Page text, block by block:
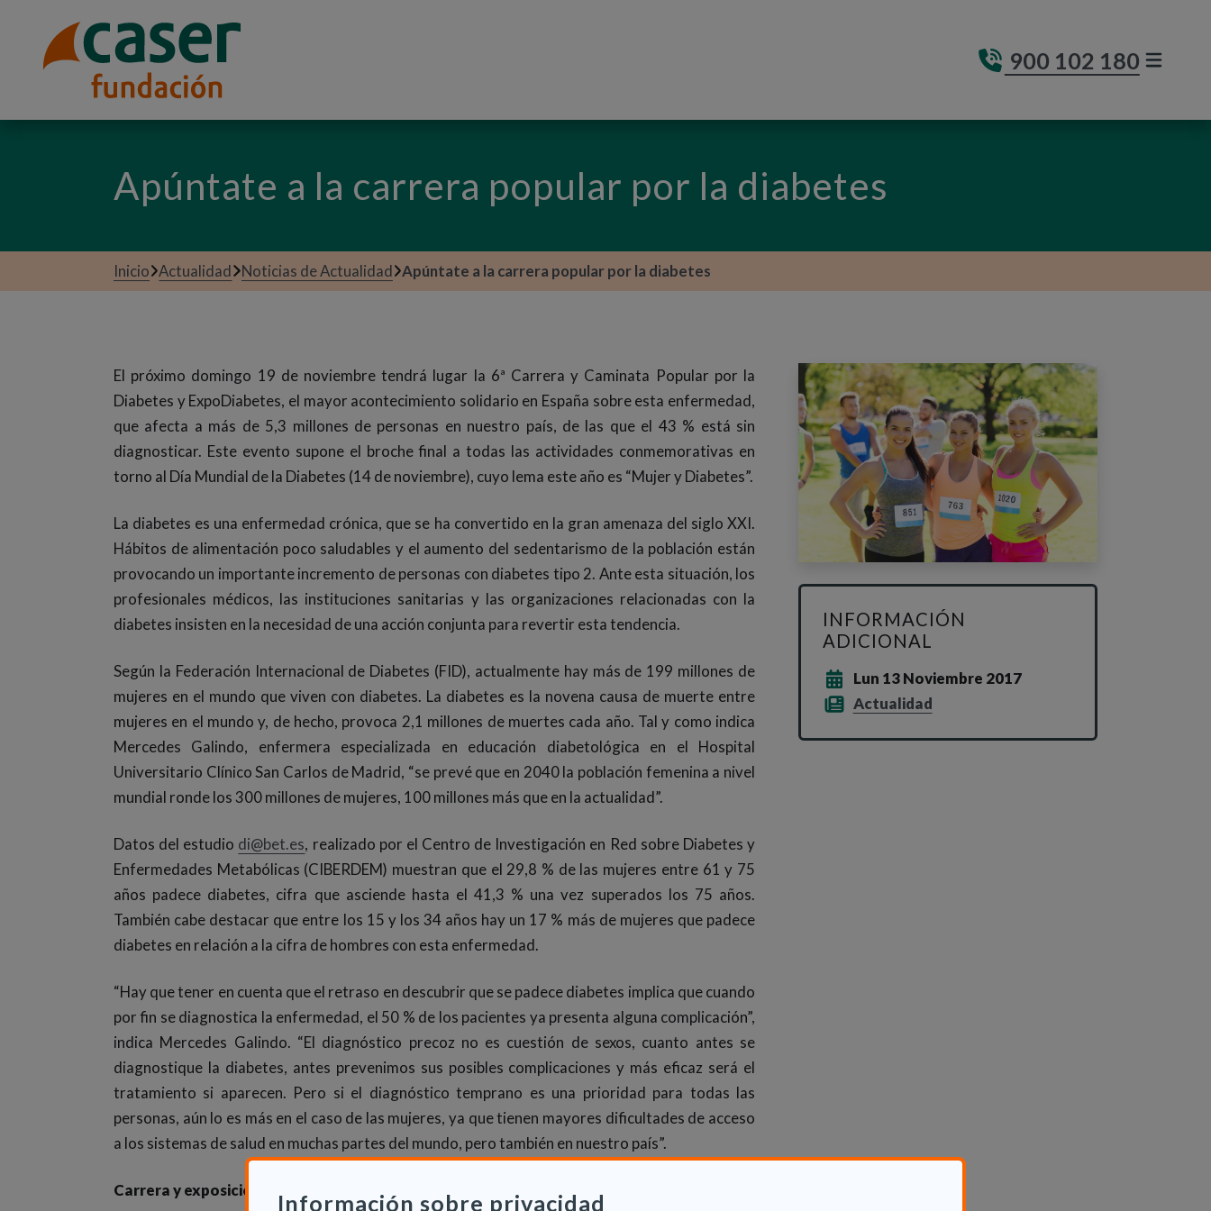
Información sobre privacidad
900 102 180
Apúntate a la carrera popular por la diabetes
Inicio Actualidad Noticias de Actualidad Apúntate a la carrera popular por la diabetes
El próximo domingo 19 de noviembre tendrá lugar la 6ª Carrera y Caminata Popular por la
Diabetes y ExpoDiabetes, el mayor acontecimiento solidario en España sobre esta enfermedad,
que afecta a más de 5,3 millones de personas en nuestro país, de las que el 43 % está sin
diagnosticar. Este evento supone el broche final a todas las actividades conmemorativas en
torno al Día Mundial de la Diabetes (14 de noviembre), cuyo lema este año es “Mujer y Diabetes”.
La diabetes es una enfermedad crónica, que se ha convertido en la gran amenaza del siglo XXI.
Hábitos de alimentación poco saludables y el aumento del sedentarismo de la población están
provocando un importante incremento de personas con diabetes tipo 2. Ante esta situación, los
profesionales médicos, las instituciones sanitarias y las organizaciones relacionadas con la
diabetes insisten en la necesidad de una acción conjunta para revertir esta tendencia.
Según la Federación Internacional de Diabetes (FID), actualmente hay más de 199 millones de
mujeres en el mundo que viven con diabetes. La diabetes es la novena causa de muerte entre
mujeres en el mundo y, de hecho, provoca 2,1 millones de muertes cada año. Tal y como indica
Mercedes Galindo, enfermera especializada en educación diabetológica en el Hospital
Universitario Clínico San Carlos de Madrid, “se prevé que en 2040 la población femenina a nivel
mundial ronde los 300 millones de mujeres, 100 millones más que en la actualidad”.
Datos del estudio di@bet.es, realizado por el Centro de Investigación en Red sobre Diabetes y
Enfermedades Metabólicas (CIBERDEM) muestran que el 29,8 % de las mujeres entre 61 y 75
años padece diabetes, cifra que asciende hasta el 41,3 % una vez superados los 75 años.
También cabe destacar que entre los 15 y los 34 años hay un 17 % más de mujeres que padece
diabetes en relación a la cifra de hombres con esta enfermedad.
“Hay que tener en cuenta que el retraso en descubrir que se padece diabetes implica que cuando
por fin se diagnostica la enfermedad, el 50 % de los pacientes ya presenta alguna complicación”,
indica Mercedes Galindo. “El diagnóstico precoz no es cuestión de sexos, cuanto antes se
diagnostique la diabetes, antes prevenimos sus posibles complicaciones y más eficaz será el
tratamiento si aparecen. Pero si el diagnóstico temprano es una prioridad para todas las
personas, aún lo es más en el caso de las mujeres, ya que tienen mayores dificultades de acceso
a los sistemas de salud en muchas partes del mundo, pero también en nuestro país”.
Carrera y exposición
INFORMACIÓN
ADICIONAL
Lun 13 Noviembre 2017
Actualidad